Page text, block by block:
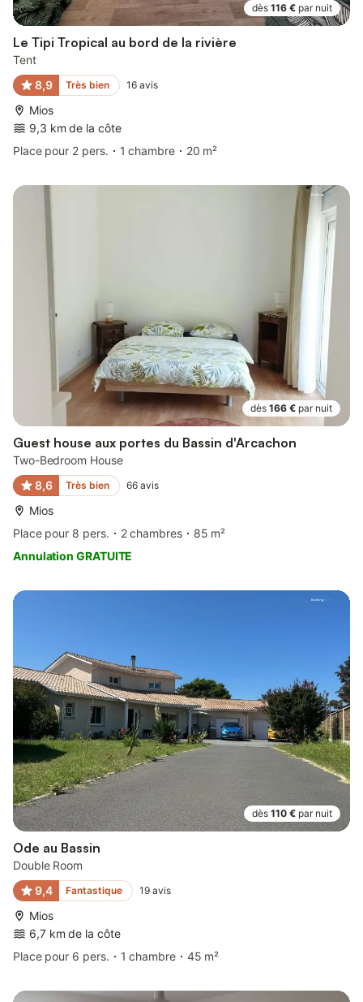
dès 116 € par nuit
Le Tipi Tropical au bord de la rivière
Tent
8,9
Très bien 16 avis
Mios
9,3 km de la côte
Place pour 2 pers.
1 chambre 20 m²
dès 166 € par nuit
Guest house aux portes du Bassin d'Arcachon
Two-Bedroom House
8,6
Très bien 66 avis
Mios
Place pour 8 pers.
2 chambres
85 m²
Annulation GRATUITE
dès 110 € par nuit
Ode au Bassin
Double Room
9,4
Fantastique 19 avis
Mios
6,7 km de la côte
Place pour 6 pers.
1 chambre 45 m²